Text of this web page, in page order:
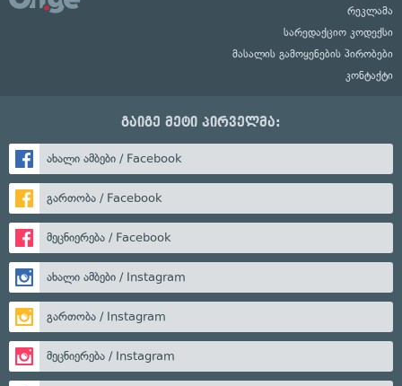
რეკლამა
სარედაქციო კოდექსი
მასალის გამოყენების პირობები
კონტაქტი
გაიგე მეტი პირველმა:
ახალი ამბები / Facebook
გართობა / Facebook
მეცნიერება / Facebook
ახალი ამბები / Instagram
გართობა / Instagram
მეცნიერება / Instagram